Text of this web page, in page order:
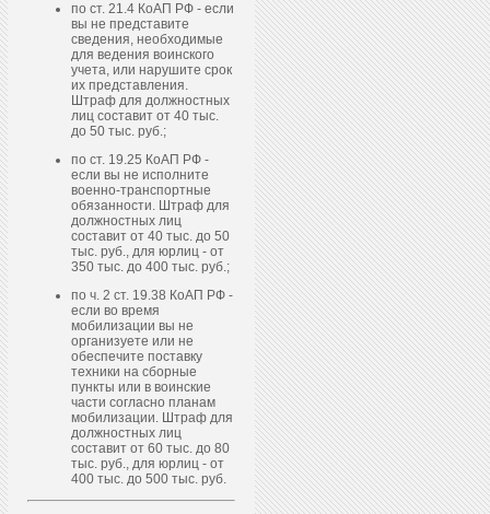
по ст. 21.4 КоАП РФ - если
вы не представите
сведения, необходимые
для ведения воинского
учета, или нарушите срок
их представления.
Штраф для должностных
лиц составит от 40 тыс.
до 50 тыс. руб.;
по ст. 19.25 КоАП РФ -
если вы не исполните
военно-транспортные
обязанности. Штраф для
должностных лиц
составит от 40 тыс. до 50
тыс. руб., для юрлиц - от
350 тыс. до 400 тыс. руб.;
по ч. 2 ст. 19.38 КоАП РФ -
если во время
мобилизации вы не
организуете или не
обеспечите поставку
техники на сборные
пункты или в воинские
части согласно планам
мобилизации. Штраф для
должностных лиц
составит от 60 тыс. до 80
тыс. руб., для юрлиц - от
400 тыс. до 500 тыс. руб.